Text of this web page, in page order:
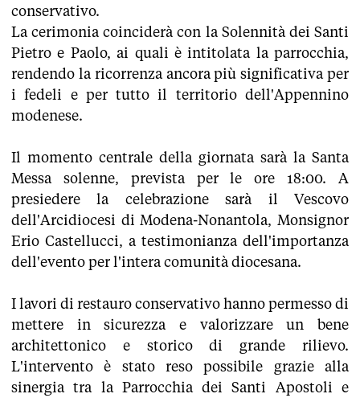
conservativo.
La cerimonia coinciderà con la Solennità dei Santi
Pietro e Paolo, ai quali è intitolata la parrocchia,
rendendo la ricorrenza ancora più significativa per
i fedeli e per tutto il territorio dell'Appennino
modenese.
Il momento centrale della giornata sarà la Santa
Messa solenne, prevista per le ore 18:00. A
presiedere la celebrazione sarà il Vescovo
dell'Arcidiocesi di Modena-Nonantola, Monsignor
Erio Castellucci, a testimonianza dell'importanza
dell'evento per l'intera comunità diocesana.
I lavori di restauro conservativo hanno permesso di
mettere in sicurezza e valorizzare un bene
architettonico e storico di grande rilievo.
L'intervento è stato reso possibile grazie alla
sinergia tra la Parrocchia dei Santi Apostoli e